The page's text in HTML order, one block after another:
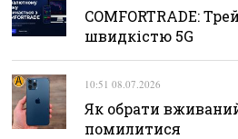
COMFORTRADE:
швидкістю 5G
10:51 08.07.2026
Як обрати
помилитися